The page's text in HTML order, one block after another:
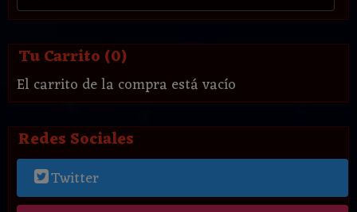
Tu Carrito (0)
El carrito de la compra está vacío
Redes Sociales
Twitter